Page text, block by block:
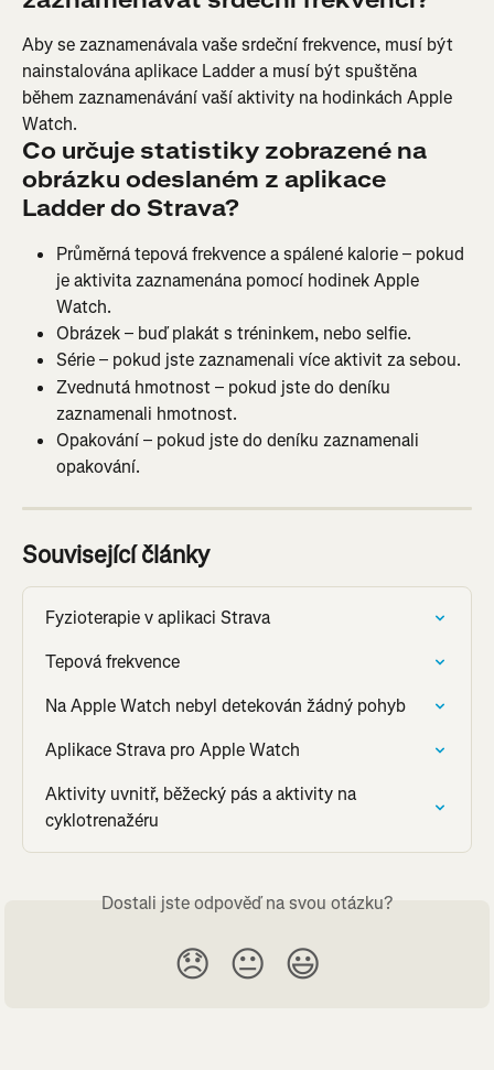
Aby se zaznamenávala vaše srdeční frekvence, musí být
nainstalována aplikace Ladder a musí být spuštěna
během zaznamenávání vaší aktivity na hodinkách Apple
Watch.
Co určuje statistiky zobrazené na
obrázku odeslaném z aplikace
Ladder do Strava?
Průměrná tepová frekvence a spálené kalorie – pokud
je aktivita zaznamenána pomocí hodinek Apple
Watch.
Obrázek – buď plakát s tréninkem, nebo selfie.
Série – pokud jste zaznamenali více aktivit za sebou.
Zvednutá hmotnost – pokud jste do deníku
zaznamenali hmotnost.
Opakování – pokud jste do deníku zaznamenali
opakování.
Související články
Fyzioterapie v aplikaci Strava
Tepová frekvence
Na Apple Watch nebyl detekován žádný pohyb
Aplikace Strava pro Apple Watch
Aktivity uvnitř, běžecký pás a aktivity na
cyklotrenažéru
Dostali jste odpověď na svou otázku?
😞 😐 😃